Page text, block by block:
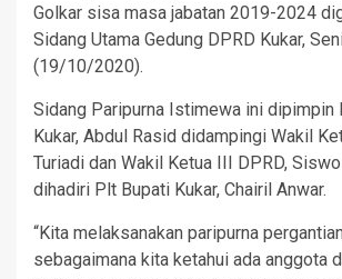
Golkar sisa masa jabatan 2019-2024
Sidang Utama Gedung DPRD Kukar,
(19/10/2020).
Sidang Paripurna Istimewa ini dipimpin
Kukar, Abdul Rasid didampingi Wakil
Turiadi dan Wakil Ketua III DPRD,
dihadiri Plt Bupati Kukar, Chairil Anwar.
“Kita melaksanakan paripurna
sebagaimana kita ketahui ada anggota